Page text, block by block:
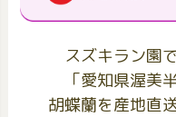
スズキラン園
「愛知県渥美
胡蝶蘭を産地直